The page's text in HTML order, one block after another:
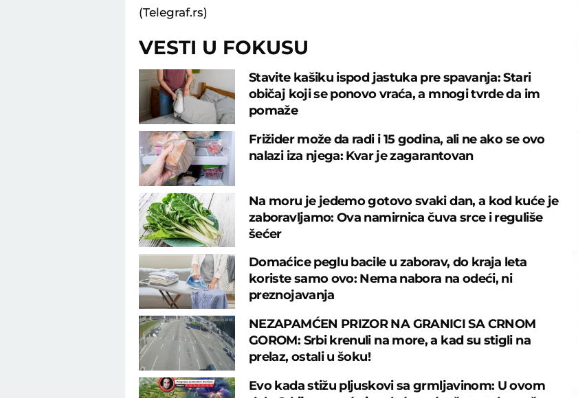
(Telegraf.rs)
VESTI U FOKUSU
Stavite kašiku ispod jastuka pre spavanja: Stari
običaj koji se ponovo vraća, a mnogi tvrde da im
pomaže
Frižider može da radi i 15 godina, ali ne ako se ovo
nalazi iza njega: Kvar je zagarantovan
Na moru je jedemo gotovo svaki dan, a kod kuće je
zaboravljamo: Ova namirnica čuva srce i reguliše
šećer
Domaćice peglu bacile u zaborav, do kraja leta
koriste samo ovo: Nema nabora na odeći, ni
preznojavanja
NEZAPAMĆEN PRIZOR NA GRANICI SA CRNOM
GOROM: Srbi krenuli na more, a kad su stigli na
prelaz, ostali u šoku!
Evo kada stižu pljuskovi sa grmljavinom: U ovom